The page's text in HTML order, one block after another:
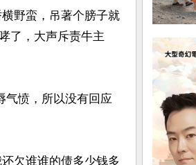
野蛮，吊著个膀子就
了，大声斥责牛主
气愤，所以没有回应
欠谁谁的债多少钱多